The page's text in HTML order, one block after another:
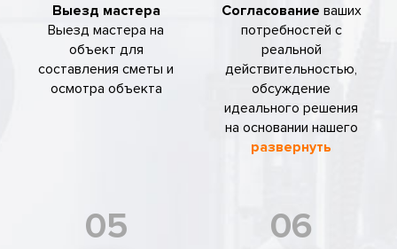
Выезд мастера
Выезд мастера на
объект для
составления сметы и
осмотра объекта
Согласование ваших
потребностей с
реальной
действительностью,
обсуждение
идеального решения
на основании нашего
развернуть
05 06